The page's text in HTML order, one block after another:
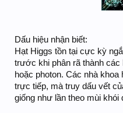
Dấu hiệu nhận biết:
Hạt Higgs tồn tại cực kỳ
trước khi phân rã thành
hoặc photon. Các nhà khoa
trực tiếp, mà truy dấu vết
giống như lần theo mùi khói